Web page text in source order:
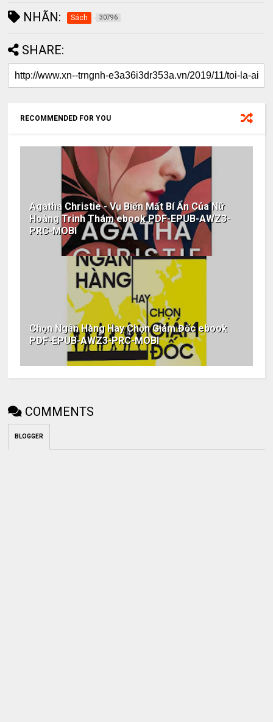
NHÃN: Sách 30796
SHARE:
RECOMMENDED FOR YOU
Agatha Christie - Vụ Biến Mất Bí Ẩn Của Nữ
Hoàng Trinh Thám ebook PDF-EPUB-AWZ3-
PRC-MOBI
Chọn Ngân Hàng Hay Chọn Giám Đốc ebook
PDF-EPUB-AWZ3-PRC-MOBI
COMMENTS
BLOGGER